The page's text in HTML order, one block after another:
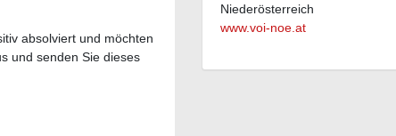
absolviert und möchten
und senden Sie dieses
Niederösterreich
www.voi-noe.at